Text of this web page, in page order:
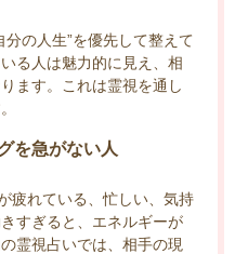
の人生”を優先して整えて
る人は魅力的に見え、相
ます。これは霊視を通し
を急がない人
疲れている、忙しい、気持
すぎると、エネルギーが
霊視占いでは、相手の現